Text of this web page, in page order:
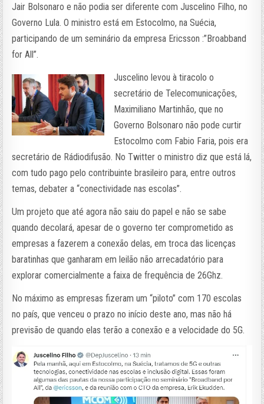
Jair Bolsonaro e não podia ser diferente com Juscelino Filho, no
Governo Lula. O ministro está em Estocolmo, na Suécia,
participando de um seminário da empresa Ericsson :”Broabband
for All”.
Juscelino levou à tiracolo o
secretário de Telecomunicações,
Maximiliano Martinhão, que no
Governo Bolsonaro não pode curtir
Estocolmo com Fabio Faria, pois era
secretário de Rádiodifusão. No Twitter o ministro diz que está lá,
com tudo pago pelo contribuinte brasileiro para, entre outros
temas, debater a “conectividade nas escolas”.
Um projeto que até agora não saiu do papel e não se sabe
quando decolará, apesar de o governo ter comprometido as
empresas a fazerem a conexão delas, em troca das licenças
baratinhas que ganharam em leilão não arrecadatório para
explorar comercialmente a faixa de frequência de 26Ghz.
No máximo as empresas fizeram um “piloto” com 170 escolas
no país, que venceu o prazo no início deste ano, mas não há
previsão de quando elas terão a conexão e a velocidade do 5G.